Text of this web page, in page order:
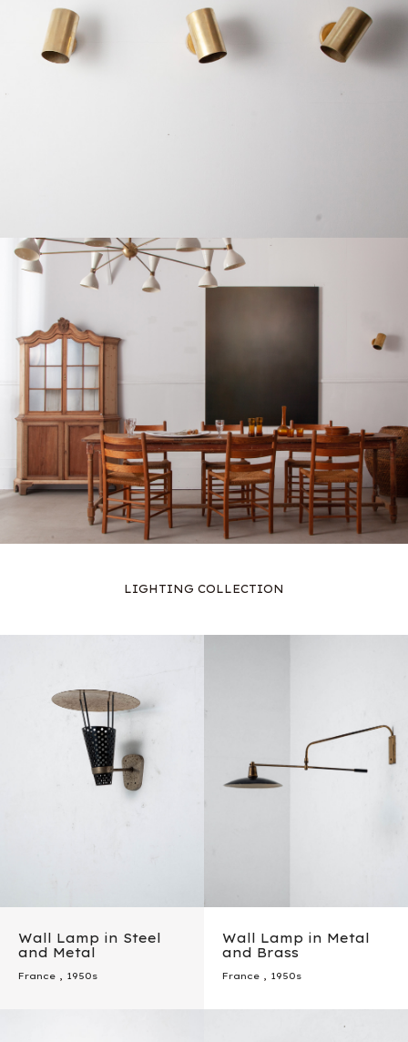
LIGHTING COLLECTION
Wall Lamp in Steel
and Metal
France , 1950s
Wall Lamp in Metal
and Brass
France , 1950s